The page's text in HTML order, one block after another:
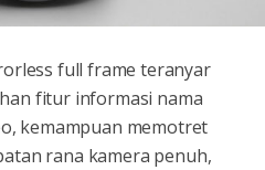
full frame teranyar
fitur informasi nama
kemampuan memotret
rana kamera penuh,